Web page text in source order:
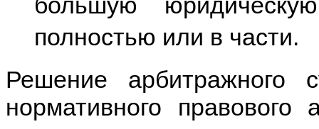
большую
полностью или в части.
Решение арбитражного
нормативного